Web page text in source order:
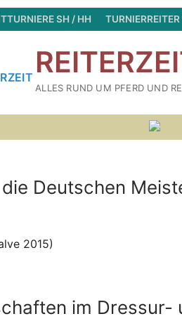
SH / HH TURNIERREITER
ALLES RUND UM PFERD UND
Deutschen
im Dressur-